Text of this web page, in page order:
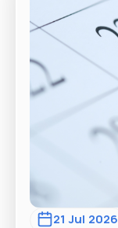
21 Jul 2026